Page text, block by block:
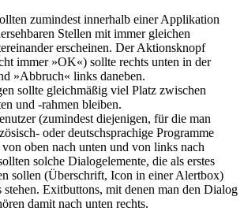
zumindest innerhalb einer Applikation
Stellen mit immer gleichen
erscheinen. Der Aktionsknopf
immer »OK«) sollte rechts unten in der
»Abbruch« links daneben.
sollte gleichmäßig viel Platz zwischen
und -rahmen bleiben.
(zumindest diejenigen, für die man
oder deutschsprachige Programme
von oben nach unten und von links nach
solche Dialogelemente, die als erstes
sollen (Überschrift, Icon in einer Alertbox)
stehen. Exitbuttons, mit denen man den Dialog
damit nach unten rechts.